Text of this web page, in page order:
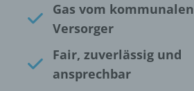
Gas vom kommunalen
Versorger
Fair, zuverlässig und
ansprechbar